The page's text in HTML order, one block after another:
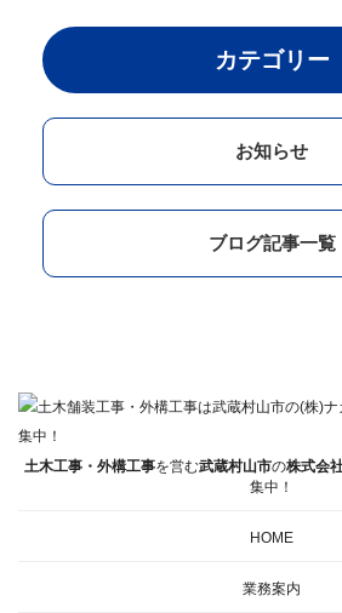
カテゴリー
お知らせ
ブログ記事一覧
土木工事・外構工事を営む武蔵村山市の株式会
集中！
HOME
業務案内